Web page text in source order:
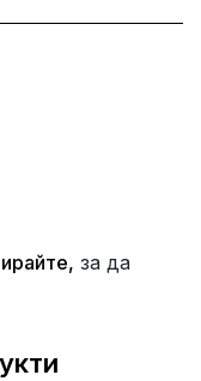
за да